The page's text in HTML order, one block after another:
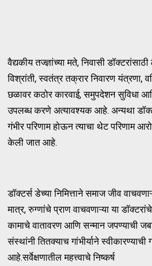
वैद्यकीय तज्ज्ञांच्या मते, निवासी
विश्रांती, स्वतंत्र तक्रार निवारण यंत्रणा,
छळावर कठोर कारवाई, समुपदेशन सुविधा
उपलब्ध करणे अत्यावश्यक आहे. अन्यथा
गंभीर परिणाम होऊन त्याचा थेट परिणाम
केली जात आहे.
डॉक्टर्स डेच्या निमित्ताने समाज जीव
मात्र, रुग्णांचे प्राण वाचवणाऱ्या या
कामाचे वातावरण आणि सन्मान जपण्याची
संस्थांनी तितक्याच गांभीर्याने
आहे.सर्वेक्षणातील महत्त्वाचे निष्कर्ष